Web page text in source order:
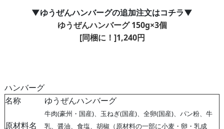
▼ゆうぜんハンバーグの追加注文はコチラ▼
ゆうぜんハンバーグ 150g×3個
[同梱に！]1,240円
ハンバーグ
名称
ゆうぜんハンバーグ
原材料名
牛肉(豪州・国産)、玉ねぎ(国産)、全卵(国産)、パン粉、牛
乳、醤油、食塩、胡椒（原材料の一部に小麦・卵・乳成